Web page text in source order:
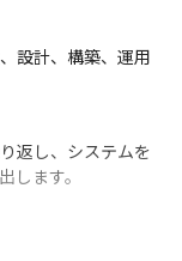
設計、構築、運用
返し、システムを
します。